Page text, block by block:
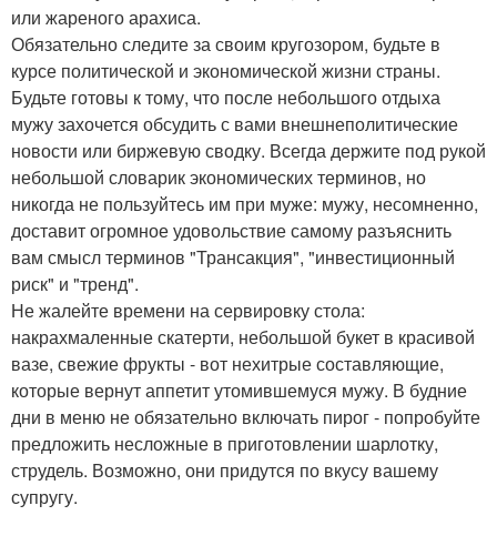
или жареного арахиса.
Обязательно следите за своим кругозором, будьте в
курсе политической и экономической жизни страны.
Будьте готовы к тому, что после небольшого отдыха
мужу захочется обсудить с вами внешнеполитические
новости или биржевую сводку. Всегда держите под рукой
небольшой словарик экономических терминов, но
никогда не пользуйтесь им при муже: мужу, несомненно,
доставит огромное удовольствие самому разъяснить
вам смысл терминов "Трансакция", "инвестиционный
риск" и "тренд".
Не жалейте времени на сервировку стола:
накрахмаленные скатерти, небольшой букет в красивой
вазе, свежие фрукты - вот нехитрые составляющие,
которые вернут аппетит утомившемуся мужу. В будние
дни в меню не обязательно включать пирог - попробуйте
предложить несложные в приготовлении шарлотку,
струдель. Возможно, они придутся по вкусу вашему
супругу.